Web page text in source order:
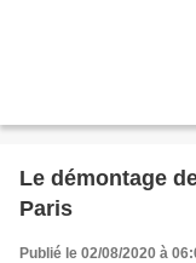
Le démontage
Paris
Publié le 02/08/2020 à